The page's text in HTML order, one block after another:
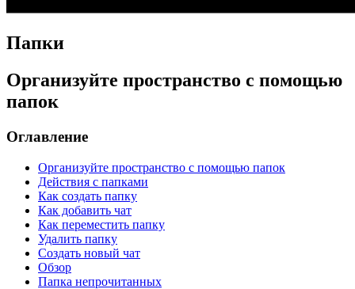
Папки
Организуйте пространство с помощью
папок
Оглавление
Организуйте пространство с помощью папок
Действия с папками
Как создать папку
Как добавить чат
Как переместить папку
Удалить папку
Создать новый чат
Обзор
Папка непрочитанных